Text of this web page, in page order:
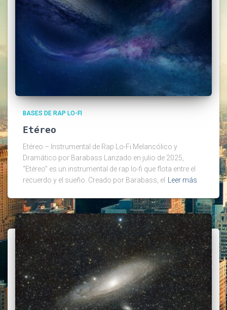
BASES DE RAP LO-FI
Etéreo
Etéreo – Instrumental de Rap Lo-Fi Melancólico y
Dramático por Barabass Lanzado en julio de 2025,
“Etéreo” es un instrumental de rap lo-fi que flota entre el
recuerdo y el sueño. Creado por Barabass, el
Leer más